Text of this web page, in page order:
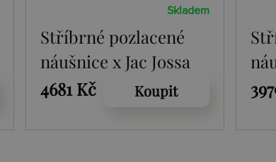
Skladem
Stříbrné pozlacené
náušnice x Jac Jossa
Soul DE661
4681 Kč Koupit